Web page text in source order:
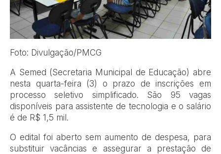
Foto: Divulgação/PMCG
A Semed (Secretaria Municipal de Educação) abre
nesta quarta-feira (3) o prazo de inscrições em
processo seletivo simplificado. São 95 vagas
disponíveis para assistente de tecnologia e o salário
é de R$ 1,5 mil.
O edital foi aberto sem aumento de despesa, para
substituir vacâncias e assegurar a prestação de